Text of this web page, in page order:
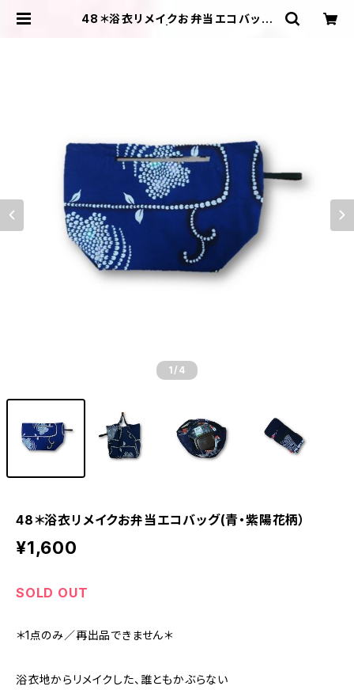
48＊浴衣リメイクお弁当エコバッグ
1 /4
48＊浴衣リメイクお弁当エコバッグ(青・紫陽花柄）
¥1,600
SOLD OUT
＊1点のみ／再出品できません＊
浴衣地からリメイクした、誰ともかぶらない